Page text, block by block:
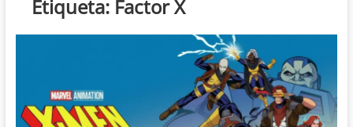
Etiqueta: Factor X